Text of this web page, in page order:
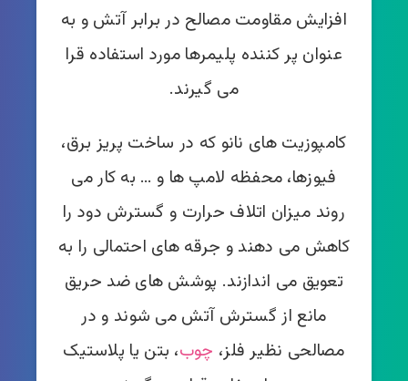
افزایش مقاومت مصالح در برابر آتش و به
عنوان پر کننده پلیمرها مورد استفاده قرا
می گیرند.
کامپوزیت های نانو که در ساخت پریز برق،
فیوزها، محفظه لامپ ها و … به کار می
روند میزان اتلاف حرارت و گسترش دود را
کاهش می دهند و جرقه های احتمالی را به
تعویق می اندازند. پوشش های ضد حریق
مانع از گسترش آتش می شوند و در
مصالحی نظیر فلز، چوب، بتن یا پلاستیک